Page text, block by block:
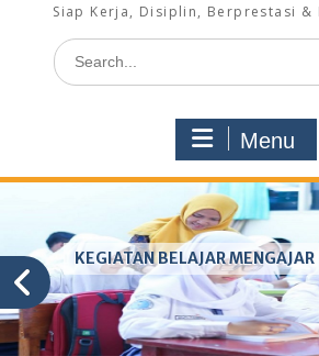
Siap Kerja, Disiplin, Berprestasi &
Search
for:
Menu
KEGIATAN BELAJAR MENGAJAR